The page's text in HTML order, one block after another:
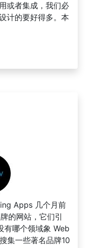
或者集成，我们必
计的要好得多。本
Apps 几个月前
的网站，它们引
有哪个领域象 Web
集一些著名品牌10